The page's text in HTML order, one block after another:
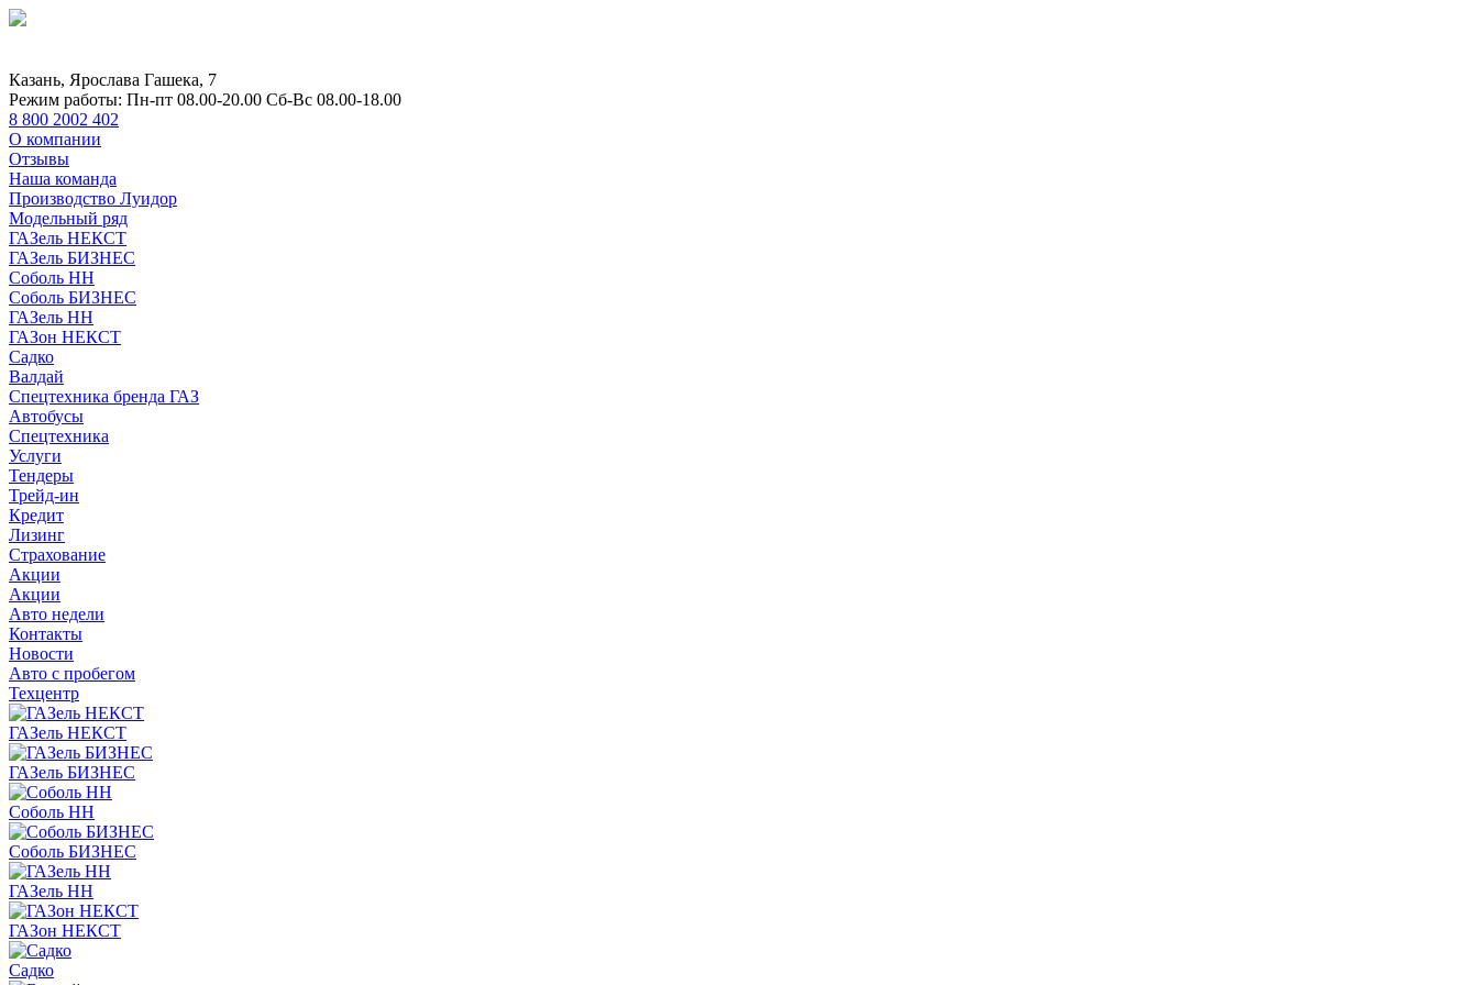
Казань, Ярослава Гашека, 7
Режим работы: Пн-пт 08.00-20.00 Сб-Вс 08.00-18.00
8 800 2002 402
О компании
Отзывы
Наша команда
Производство Луидор
Модельный ряд
ГАЗель НЕКСТ
ГАЗель БИЗНЕС
Соболь НН
Соболь БИЗНЕС
ГАЗель НН
ГАЗон НЕКСТ
Садко
Валдай
Спецтехника бренда ГАЗ
Автобусы
Спецтехника
Услуги
Тендеры
Трейд-ин
Кредит
Лизинг
Страхование
Акции
Акции
Авто недели
Контакты
Новости
Авто с пробегом
Техцентр
ГАЗель НЕКСТ
ГАЗель БИЗНЕС
Соболь НН
Соболь БИЗНЕС
ГАЗель НН
ГАЗон НЕКСТ
Садко